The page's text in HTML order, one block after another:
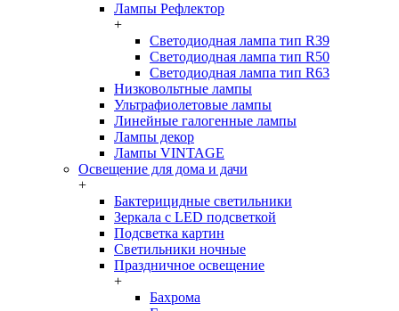
Лампы Рефлектор
+
Светодиодная лампа тип R39
Светодиодная лампа тип R50
Светодиодная лампа тип R63
Низковольтные лампы
Ультрафиолетовые лампы
Линейные галогенные лампы
Лампы декор
Лампы VINTAGE
Освещение для дома и дачи
+
Бактерицидные светильники
Зеркала с LED подсветкой
Подсветка картин
Светильники ночные
Праздничное освещение
+
Бахрома